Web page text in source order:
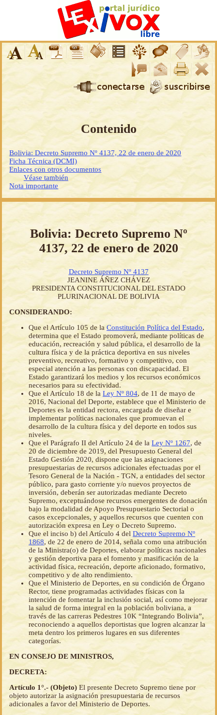
Contenido
Bolivia: Decreto Supremo Nº 4137, 22 de enero de 2020
Ficha Técnica (DCMI)
Enlaces con otros documentos
Véase también
Nota importante
Bolivia: Decreto Supremo Nº
4137, 22 de enero de 2020
Decreto Supremo Nº 4137
JEANINE ÁÑEZ CHÁVEZ
PRESIDENTA CONSTITUCIONAL DEL ESTADO
PLURINACIONAL DE BOLIVIA
CONSIDERANDO:
Que el Artículo 105 de la Constitución Política del Estado,
determina que el Estado promoverá, mediante políticas de
educación, recreación y salud pública, el desarrollo de la
cultura física y de la práctica deportiva en sus niveles
preventivo, recreativo, formativo y competitivo, con
especial atención a las personas con discapacidad. El
Estado garantizará los medios y los recursos económicos
necesarios para su efectividad.
Que el Artículo 18 de la Ley Nº 804, de 11 de mayo de
2016, Nacional del Deporte, establece que el Ministerio de
Deportes es la entidad rectora, encargada de diseñar e
implementar políticas nacionales que promuevan el
desarrollo de la cultura física y del deporte en todos sus
niveles.
Que el Parágrafo II del Artículo 24 de la Ley Nº 1267, de
20 de diciembre de 2019, del Presupuesto General del
Estado Gestión 2020, dispone que las asignaciones
presupuestarias de recursos adicionales efectuadas por el
Tesoro General de la Nación - TGN, a entidades del sector
público, para gasto corriente y/o nuevos proyectos de
inversión, deberán ser autorizadas mediante Decreto
Supremo, exceptuándose recursos emergentes de donación
bajo la modalidad de Apoyo Presupuestario Sectorial o
casos excepcionales, y aquellos recursos que cuenten con
autorización expresa en Ley o Decreto Supremo.
Que el inciso b) del Artículo 4 del Decreto Supremo Nº
1868, de 22 de enero de 2014, señala como una atribución
de la Ministra(o) de Deportes, elaborar políticas nacionales
y gestión deportiva para el fomento y masificación de la
actividad física, recreación, deporte aficionado, formativo,
competitivo y de alto rendimiento.
Que el Ministerio de Deportes, en su condición de Órgano
Rector, tiene programadas actividades físicas con la
intención de fomentar la inclusión social, así como mejorar
la salud de forma integral en la población boliviana, a
través de las carreras Pedestres 10K “Integrando Bolivia”,
reconociendo a aquellos deportistas que logren alcanzar la
meta dentro los primeros lugares en sus diferentes
categorías.
EN CONSEJO DE MINISTROS,
DECRETA:
Artículo 1°.- (Objeto) El presente Decreto Supremo tiene por
objeto autorizar la asignación presupuestaria de recursos
adicionales a favor del Ministerio de Deportes.